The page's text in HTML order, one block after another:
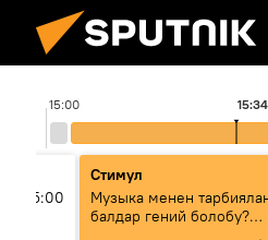
15:00 15:34
15:00
Стимул
Музыка менен
балдар гений болобу?
Кыргыздын жашоосунда